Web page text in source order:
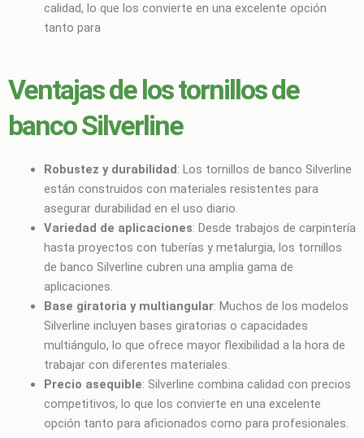
calidad, lo que los convierte en una excelente opción
tanto para
Ventajas de los tornillos de
banco Silverline
Robustez y durabilidad: Los tornillos de banco Silverline
están construidos con materiales resistentes para
asegurar durabilidad en el uso diario.
Variedad de aplicaciones: Desde trabajos de carpintería
hasta proyectos con tuberías y metalurgia, los tornillos
de banco Silverline cubren una amplia gama de
aplicaciones.
Base giratoria y multiangular: Muchos de los modelos
Silverline incluyen bases giratorias o capacidades
multiángulo, lo que ofrece mayor flexibilidad a la hora de
trabajar con diferentes materiales.
Precio asequible: Silverline combina calidad con precios
competitivos, lo que los convierte en una excelente
opción tanto para aficionados como para profesionales.